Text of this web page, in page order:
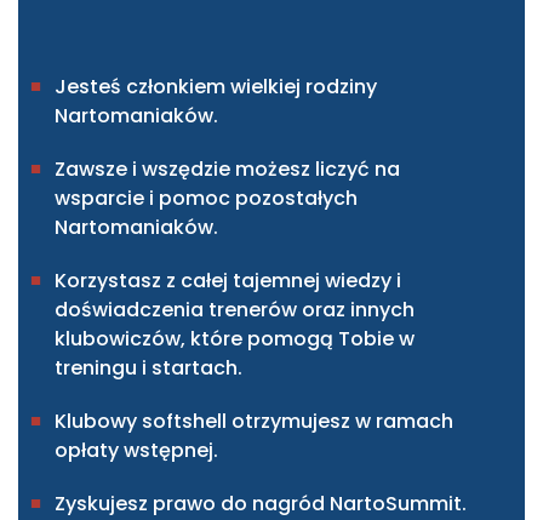
Jesteś członkiem wielkiej rodziny
Nartomaniaków.
Zawsze i wszędzie możesz liczyć na
wsparcie i pomoc pozostałych
Nartomaniaków.
Korzystasz z całej tajemnej wiedzy i
doświadczenia trenerów oraz innych
klubowiczów, które pomogą Tobie w
treningu i startach.
Klubowy softshell otrzymujesz w ramach
opłaty wstępnej.
Zyskujesz prawo do nagród NartoSummit.